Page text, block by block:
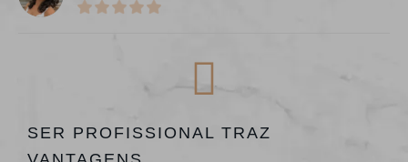
SER PROFISSIONAL TRAZ